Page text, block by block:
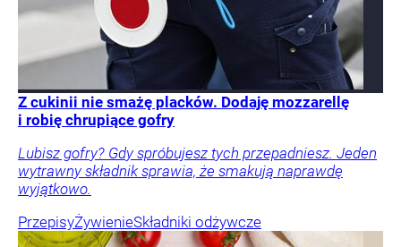
Z cukinii nie smażę placków. Dodaję mozzarellę
i robię chrupiące gofry
Lubisz gofry? Gdy spróbujesz tych przepadniesz. Jeden
wytrawny składnik sprawia, że smakują naprawdę
wyjątkowo.
PrzepisyŻywienieSkładniki odżywcze